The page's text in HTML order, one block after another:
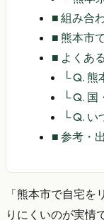
■ 組み合
■ 熊本市
■ よくあ
└Q. 熊
└Q. 国
└Q. い
■ 参考・
「熊本市で自宅
りにくいのが実情